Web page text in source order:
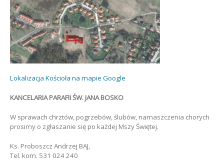
Lokalizacja Kościoła na mapie Google
KANCELARIA PARAFII ŚW. JANA BOSKO
W sprawach chrztów, pogrzebów, ślubów, namaszczenia chorych
prosimy o zgłaszanie się po każdej Mszy Świętej.
Ks. Proboszcz Andrzej BAJ,
Tel. kom. 531 024 240